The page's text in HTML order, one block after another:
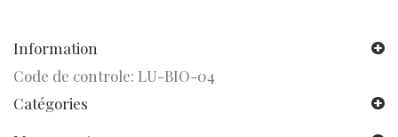
Information
Code de controle: LU-BIO-04
Catégories